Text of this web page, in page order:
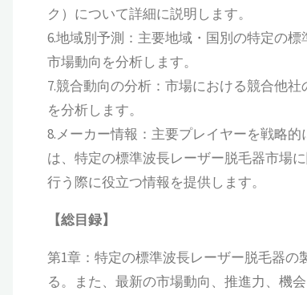
ク）について詳細に説明します。
6.地域別予測：主要地域・国別の特定の
市場動向を分析します。
7.競合動向の分析：市場における競合他
を分析します。
8.メーカー情報：主要プレイヤーを戦略
は、特定の標準波長レーザー脱毛器市場
行う際に役立つ情報を提供します。
【総目録】
第1章：特定の標準波長レーザー脱毛器
る。また、最新の市場動向、推進力、機